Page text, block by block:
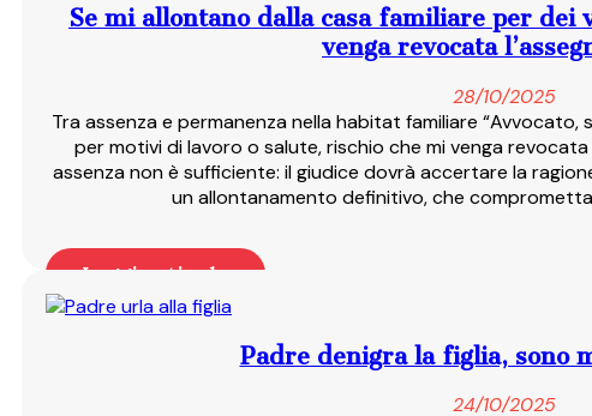
Se mi allontano dalla casa familiare per dei
venga revocata
28/10/2025
Tra assenza e permanenza nella habitat familiare “Avvocato,
per motivi di lavoro o salute, rischio che mi venga revocata
assenza non è sufficiente: il giudice dovrà accertare la
un allontanamento definitivo, che comprometta
Leggi articolo
Padre denigra la figlia, sono
24/10/2025